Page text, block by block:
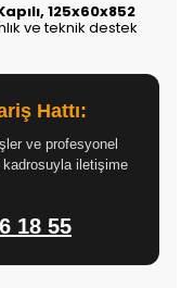
125x60x852
ve teknik destek
Hattı:
ve profesyonel
kadrosuyla iletişime
18 55